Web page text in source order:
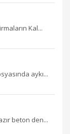
Kal...
aykı...
beton den...